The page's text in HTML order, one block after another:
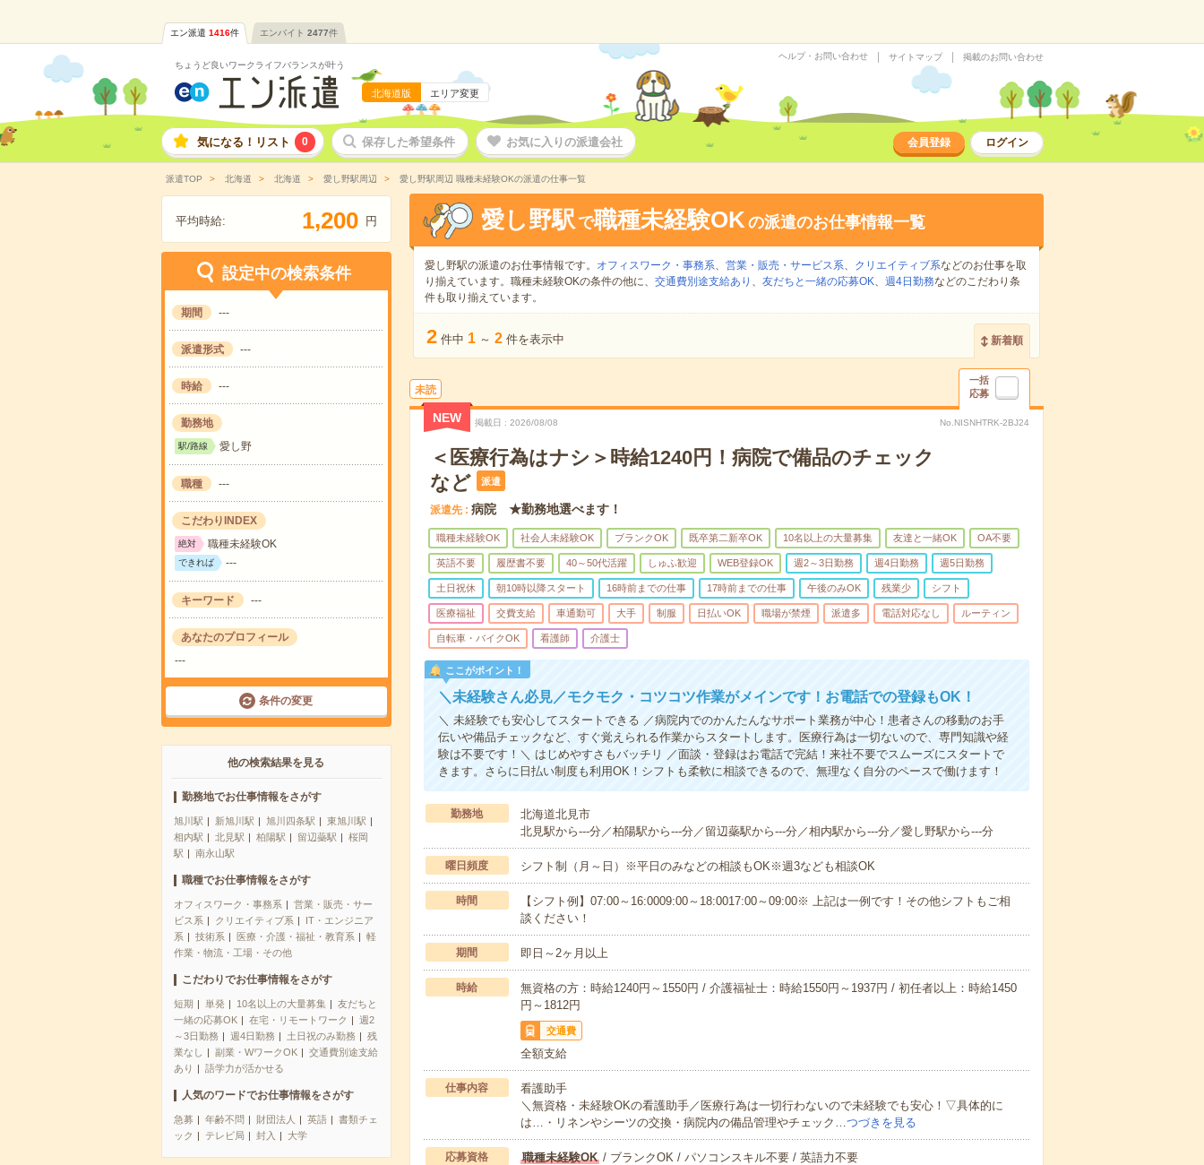
エン派遣 1416件 エンバイト 2477件
ちょうど良いワークライフバランスが叶う
北海道版 エリア変更
ヘルプ・お問い合わせ サイトマップ 掲載のお問い合わせ
気になる！リスト 0 保存した希望条件 お気に入りの派遣会社 会員登録 ログイン
派遣TOP 北海道 北海道 愛し野駅周辺 愛し野駅周辺 職種未経験OKの派遣の仕事一覧
平均時給: 1,200 円
設定中の検索条件
期間 ---
派遣形式 ---
時給 ---
勤務地
駅/路線 愛し野
職種 ---
こだわりINDEX
絶対 職種未経験OK
できれば ---
キーワード ---
あなたのプロフィール
---
条件の変更
他の検索結果を見る
勤務地でお仕事情報をさがす
旭川駅 新旭川駅 旭川四条駅
東旭川駅
相内駅
北見駅 柏陽駅 留辺蘂駅
桜岡
駅
南永山駅
職種でお仕事情報をさがす
オフィスワーク・事務系
営業・販売・サー
ビス系
クリエイティブ系
IT・エンジニア
系
技術系 医療・介護・福祉・教育系
軽
作業・物流・工場・その他
こだわりでお仕事情報をさがす
短期 単発 10名以上の大量募集
友だちと
一緒の応募OK
在宅・リモートワーク
週2
～3日勤務
週4日勤務 土日祝のみ勤務
残
業なし
副業・WワークOK
交通費別途支給
あり
語学力が活かせる
人気のワードでお仕事情報をさがす
急募 年齢不問 財団法人 英語
書類チェ
ック
テレビ局 封入 大学
愛し野駅 で職種未経験OKの派遣のお仕事情報一覧
愛し野駅の派遣のお仕事情報です。 オフィスワーク・事務系、 営業・販売・サービス系、 クリエイティブ系などのお仕事を取
り揃えています。職種未経験OKの条件の他に、 交通費別途支給あり 、 友だちと一緒の応募OK、 週4日勤務などのこだわり条
件も取り揃えています。
2 件中 1 ～ 2 件を表示中 新着順
未読
一括
応募
NEW 掲載日 2026/08/08 No.NISNHTRK-2BJ24
＜医療行為はナシ＞時給1240円！病院で備品のチェック
など
派遣
派遣先 病院 ★勤務地選べます！
職種未経験OK 社会人未経験OK ブランクOK 既卒第二新卒OK 10名以上の大量募集 友達と一緒OK OA不要
英語不要 履歴書不要 40～50代活躍 しゅふ歓迎 WEB登録OK 週2～3日勤務 週4日勤務 週5日勤務
土日祝休 朝10時以降スタート 16時前までの仕事 17時前までの仕事 午後のみOK 残業少 シフト
医療福祉 交費支給 車通勤可 大手 制服 日払いOK 職場が禁煙 派遣多 電話対応なし ルーティン
自転車・バイクOK 看護師 介護士
ここがポイント！
＼未経験さん必見／モクモク・コツコツ作業がメインです！お電話での登録もOK！
＼ 未経験でも安心してスタートできる ／病院内でのかんたんなサポート業務が中心！患者さんの移動のお手
伝いや備品チェックなど、すぐ覚えられる作業からスタートします。医療行為は一切ないので、専門知識や経
験は不要です！＼ はじめやすさもバッチリ ／面談・登録はお電話で完結！来社不要でスムーズにスタートで
きます。さらに日払い制度も利用OK！シフトも柔軟に相談できるので、無理なく自分のペースで働けます！
勤務地
北海道北見市
北見駅から---分／柏陽駅から---分／留辺蘂駅から---分／相内駅から---分／愛し野駅から---分
曜日頻度 シフト制（月～日）※平日のみなどの相談もOK※週3なども相談OK
時間
【シフト例】07:00～16:0009:00～18:0017:00～09:00※ 上記は一例です！その他シフトもご相
談ください！
期間 即日～2ヶ月以上
時給
無資格の方：時給1240円～1550円 / 介護福祉士：時給1550円～1937円 / 初任者以上：時給1450
円～1812円
交通費
全額支給
仕事内容
看護助手
＼無資格・未経験OKの看護助手／医療行為は一切行わないので未経験でも安心！▽具体的に
は…・リネンやシーツの交換・病院内の備品管理やチェック…つづきを見る
応募資格 職種未経験OK/ ブランクOK / パソコンスキル不要 / 英語力不要